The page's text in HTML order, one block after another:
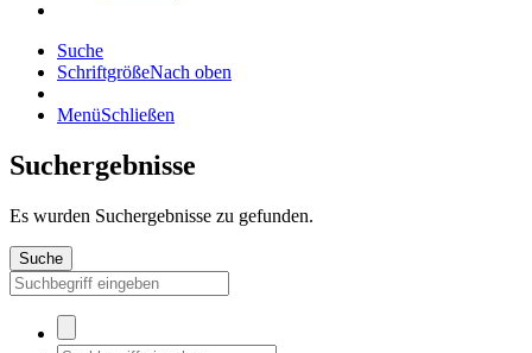
Suche
SchriftgrößeNach oben
MenüSchließen
Suchergebnisse
Es wurden Suchergebnisse zu gefunden.
Suche